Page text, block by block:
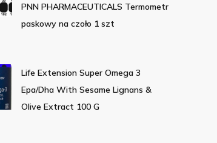
PNN PHARMACEUTICALS Termometr
paskowy na czoło 1 szt
Life Extension Super Omega 3
Epa/Dha With Sesame Lignans &
Olive Extract 100 G